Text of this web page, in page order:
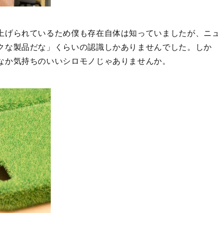
られているため僕も存在自体は知っていましたが、ニュ
な製品だな」くらいの認識しかありませんでした。しか
気持ちのいいシロモノじゃありませんか。